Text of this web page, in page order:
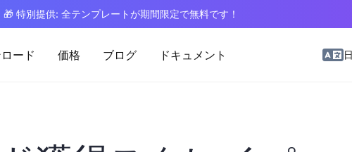
🎁 特別提供: 全テンプレートが期間限定で無料です！
ード 価格 ブログ ドキュメント